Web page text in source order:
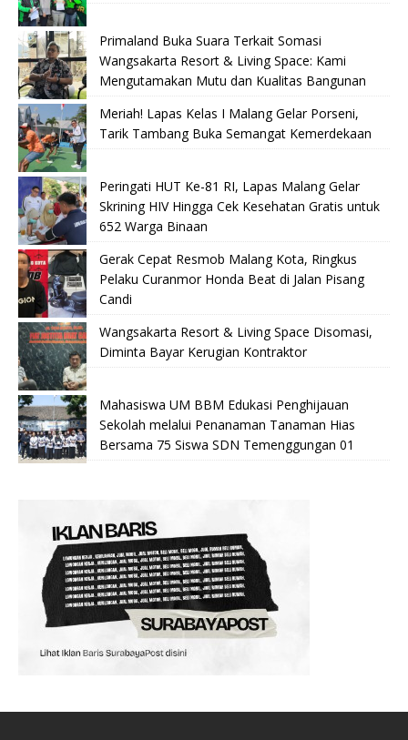
Primaland Buka Suara Terkait Somasi
Wangsakarta Resort & Living Space: Kami
Mengutamakan Mutu dan Kualitas Bangunan
Meriah! Lapas Kelas I Malang Gelar Porseni,
Tarik Tambang Buka Semangat Kemerdekaan
Peringati HUT Ke-81 RI, Lapas Malang Gelar
Skrining HIV Hingga Cek Kesehatan Gratis untuk
652 Warga Binaan
Gerak Cepat Resmob Malang Kota, Ringkus
Pelaku Curanmor Honda Beat di Jalan Pisang
Candi
Wangsakarta Resort & Living Space Disomasi,
Diminta Bayar Kerugian Kontraktor
Mahasiswa UM BBM Edukasi Penghijauan
Sekolah melalui Penanaman Tanaman Hias
Bersama 75 Siswa SDN Temenggungan 01